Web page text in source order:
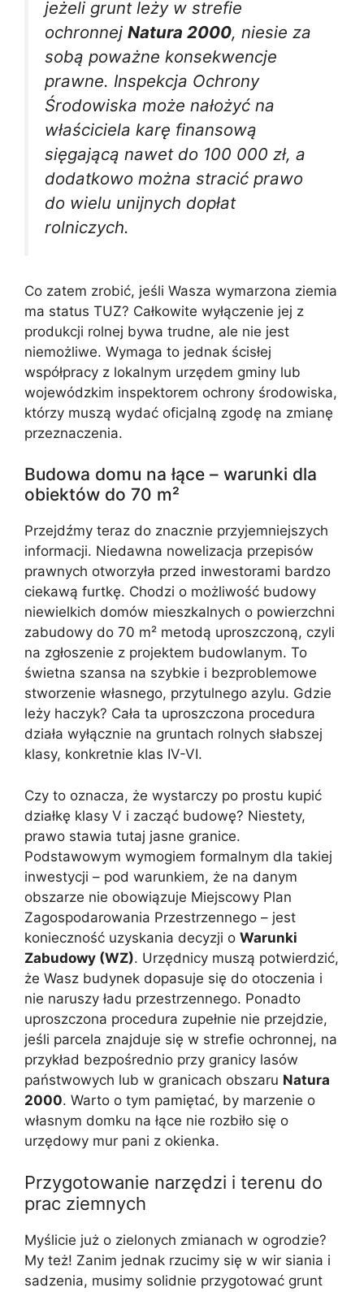
jeżeli grunt leży w strefie
ochronnej Natura 2000, niesie za
sobą poważne konsekwencje
prawne. Inspekcja Ochrony
Środowiska może nałożyć na
właściciela karę finansową
sięgającą nawet do 100 000 zł, a
dodatkowo można stracić prawo
do wielu unijnych dopłat
rolniczych.
Co zatem zrobić, jeśli Wasza wymarzona ziemia
ma status TUZ? Całkowite wyłączenie jej z
produkcji rolnej bywa trudne, ale nie jest
niemożliwe. Wymaga to jednak ścisłej
współpracy z lokalnym urzędem gminy lub
wojewódzkim inspektorem ochrony środowiska,
którzy muszą wydać oficjalną zgodę na zmianę
przeznaczenia.
Budowa domu na łące – warunki dla
obiektów do 70 m²
Przejdźmy teraz do znacznie przyjemniejszych
informacji. Niedawna nowelizacja przepisów
prawnych otworzyła przed inwestorami bardzo
ciekawą furtkę. Chodzi o możliwość budowy
niewielkich domów mieszkalnych o powierzchni
zabudowy do 70 m² metodą uproszczoną, czyli
na zgłoszenie z projektem budowlanym. To
świetna szansa na szybkie i bezproblemowe
stworzenie własnego, przytulnego azylu. Gdzie
leży haczyk? Cała ta uproszczona procedura
działa wyłącznie na gruntach rolnych słabszej
klasy, konkretnie klas IV-VI.
Czy to oznacza, że wystarczy po prostu kupić
działkę klasy V i zacząć budowę? Niestety,
prawo stawia tutaj jasne granice.
Podstawowym wymogiem formalnym dla takiej
inwestycji – pod warunkiem, że na danym
obszarze nie obowiązuje Miejscowy Plan
Zagospodarowania Przestrzennego – jest
konieczność uzyskania decyzji o Warunki
Zabudowy (WZ). Urzędnicy muszą potwierdzić,
że Wasz budynek dopasuje się do otoczenia i
nie naruszy ładu przestrzennego. Ponadto
uproszczona procedura zupełnie nie przejdzie,
jeśli parcela znajduje się w strefie ochronnej, na
przykład bezpośrednio przy granicy lasów
państwowych lub w granicach obszaru Natura
2000. Warto o tym pamiętać, by marzenie o
własnym domku na łące nie rozbiło się o
urzędowy mur pani z okienka.
Przygotowanie narzędzi i terenu do
prac ziemnych
Myślicie już o zielonych zmianach w ogrodzie?
My też! Zanim jednak rzucimy się w wir siania i
sadzenia, musimy solidnie przygotować grunt